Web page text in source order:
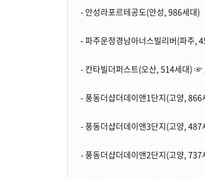
- 안성라포르테공도(안성, 986세대)
- 파주운정경남아너스빌리버(파주,
- 칸타빌더퍼스트(오산, 514세대) ☞
- 풍동더샵더데이앤1단지(고양, 866
- 풍동더샵더데이앤3단지(고양, 487
- 풍동더샵더데이앤2단지(고양, 737